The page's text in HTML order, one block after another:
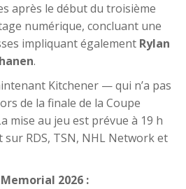
après le début du troisième
numérique, concluant une
impliquant également Rylan
.
Kitchener — qui n’a pas
de la finale de la Coupe
mise au jeu est prévue à 19 h
sur RDS, TSN, NHL Network et
2026 :